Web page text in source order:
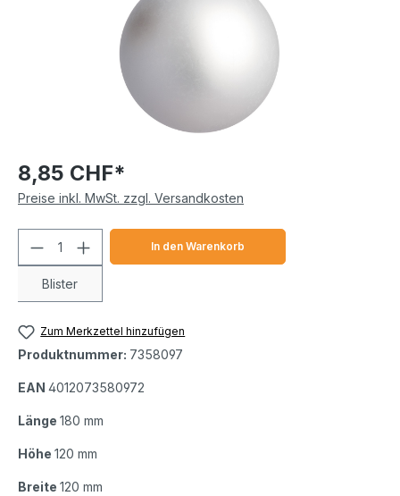
8,85 CHF*
Preise inkl. MwSt. zzgl. Versandkosten
Produkt Anzahl: Gib den
Blister
In den Warenkorb
Zum Merkzettel hinzufügen
Produktnummer: 7358097
EAN 4012073580972
Länge 180 mm
Höhe 120 mm
Breite 120 mm